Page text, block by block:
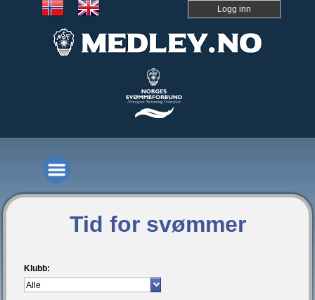
Logg inn
Tid for svømmer
Klubb: